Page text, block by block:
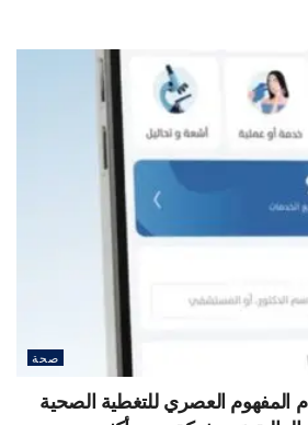
صحة
المفهوم العصري للتغطية الصحية